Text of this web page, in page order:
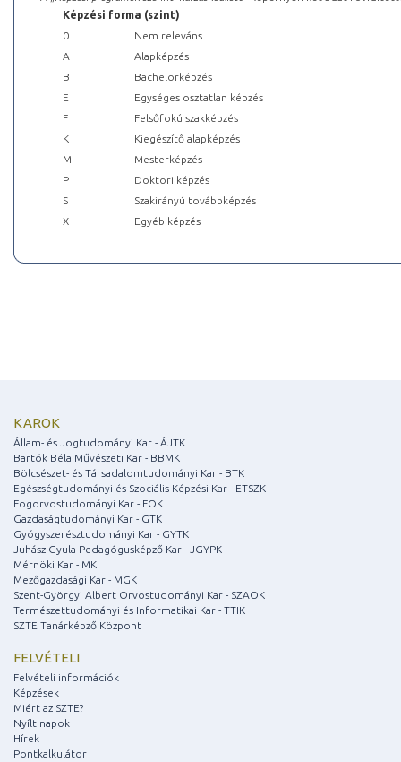
Képzési forma (szint)
0
Nem releváns
A
Alapképzés
B
Bachelorképzés
E
Egységes osztatlan képzés
F
Felsőfokú szakképzés
K
Kiegészítő alapképzés
M
Mesterképzés
P
Doktori képzés
S
Szakirányú továbbképzés
X
Egyéb képzés
KAROK
Állam- és Jogtudományi Kar - ÁJTK
Bartók Béla Művészeti Kar - BBMK
Bölcsészet- és Társadalomtudományi Kar - BTK
Egészségtudományi és Szociális Képzési Kar - ETSZK
Fogorvostudományi Kar - FOK
Gazdaságtudományi Kar - GTK
Gyógyszerésztudományi Kar - GYTK
Juhász Gyula Pedagógusképző Kar - JGYPK
Mérnöki Kar - MK
Mezőgazdasági Kar - MGK
Szent-Györgyi Albert Orvostudományi Kar - SZAOK
Természettudományi és Informatikai Kar - TTIK
SZTE Tanárképző Központ
FELVÉTELI
Felvételi információk
Képzések
Miért az SZTE?
Nyílt napok
Hírek
Pontkalkulátor